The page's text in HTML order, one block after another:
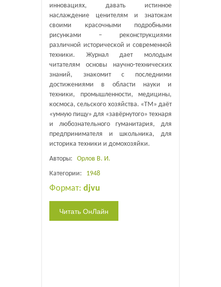
инновациях, давать истинное
наслаждение ценителям и знатокам
своими красочными подробными
рисунками – реконструкциями
различной исторической и современной
техники. Журнал дает молодым
читателям основы научно-технических
знаний, знакомит с последними
достижениями в области науки и
техники, промышленности, медицины,
космоса, сельского хозяйства. «ТМ» даёт
«умную пищу» для «завёрнутого» технаря
и любознательного гуманитария, для
предпринимателя и школьника, для
историка техники и домохозяйки.
Авторы: Орлов В. И.
Категории: 1948
Формат: djvu